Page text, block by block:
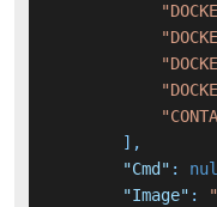
] ,
"Cmd" :
"Image" :